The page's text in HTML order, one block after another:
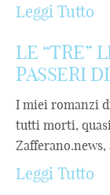
Leggi Tutto
LE “TRE”
PASSERI
I miei romanzi
tutti morti,
Zafferano.news,
Leggi Tutto